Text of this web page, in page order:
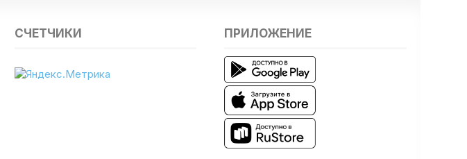
СЧЕТЧИКИ ПРИЛОЖЕНИЕ